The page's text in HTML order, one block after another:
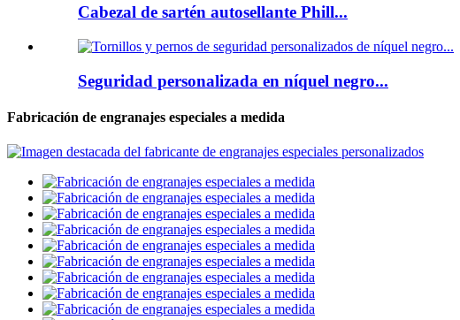
Cabezal de sartén autosellante Phill...
Seguridad personalizada en níquel negro...
Fabricación de engranajes especiales a medida